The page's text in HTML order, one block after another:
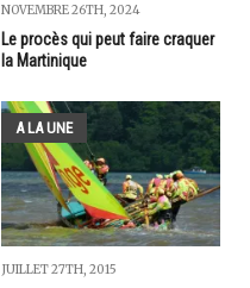
NOVEMBRE 26TH, 2024
Le procès qui peut faire craquer
la Martinique
A LA UNE
JUILLET 27TH, 2015